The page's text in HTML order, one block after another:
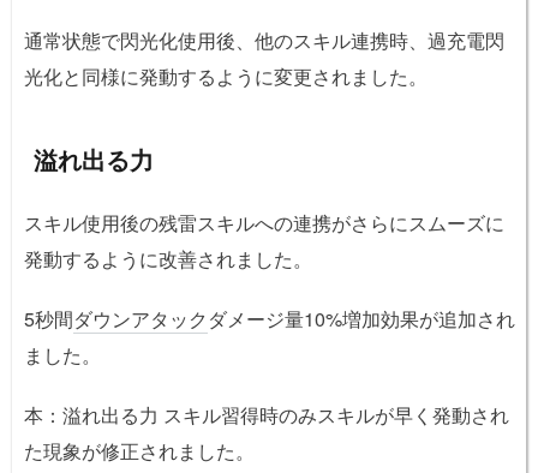
通常状態で閃光化使用後、他のスキル連携時、過充電閃
光化と同様に発動するように変更されました。
溢れ出る力
スキル使用後の残雷スキルへの連携がさらにスムーズに
発動するように改善されました。
5秒間ダウンアタック ダメージ量10%増加効果が追加され
ました。
本：溢れ出る力 スキル習得時のみスキルが早く発動され
た現象が修正されました。